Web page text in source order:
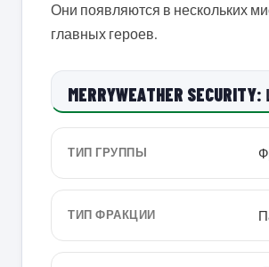
Они появляются в нескольких
главных героев.
MERRYWEATHER
ТИП ГРУППЫ
ТИП ФРАКЦИИ